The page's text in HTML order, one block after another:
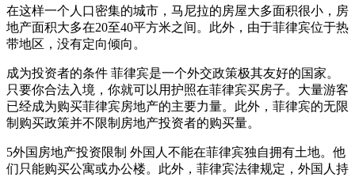
在这样一个人口密集的城市，马尼拉的房屋大多面积很小，房
地产面积大多在20至40平方米之间。此外，由于菲律宾位于热
带地区，没有定向倾向。
成为投资者的条件 菲律宾是一个外交政策极其友好的国家。
只要你合法入境，你就可以用护照在菲律宾买房子。大量游客
已经成为购买菲律宾房地产的主要力量。此外，菲律宾的无限
制购买政策并不限制房地产投资者的购买量。
5外国房地产投资限制 外国人不能在菲律宾独自拥有土地。他
们只能购买公寓或办公楼。此外，菲律宾法律规定，外国人持